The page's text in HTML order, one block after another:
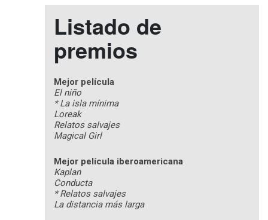
Listado de
premios
Mejor película
El niño
* La isla mínima
Loreak
Relatos salvajes
Magical Girl
Mejor película iberoamericana
Kaplan
Conducta
* Relatos salvajes
La distancia más larga